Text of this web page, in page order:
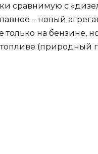
сравнимую с
– новый
только на бензине,
(природный